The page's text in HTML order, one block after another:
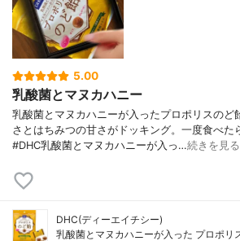
5.00
乳酸菌とマヌカハニー
乳酸菌とマヌカハニーが入ったプロポリスのど
さとはちみつの甘さがドッキング。一度食べた
#DHC乳酸菌とマヌカハニーが入っ…続きを見る
DHC(ディーエイチシー)
乳酸菌とマヌカハニーが入った プロポリ